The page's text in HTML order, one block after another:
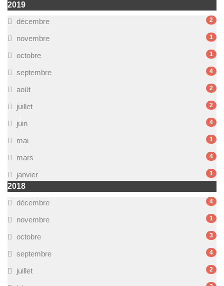
2019
décembre
2
novembre 1
octobre 1
septembre 4
août 2
juillet 2
juin 4
mai 1
mars 4
janvier 1
2018
décembre
4
novembre 1
octobre 3
septembre 4
juillet 2